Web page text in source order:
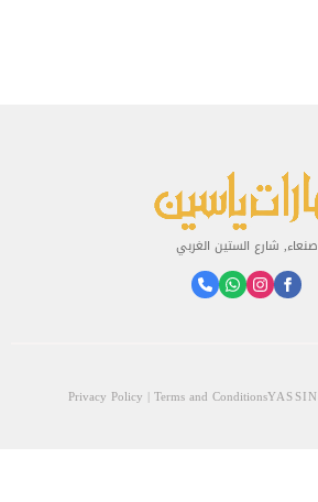
صنعاء, شارع الستين الغربي
Privacy Policy | Terms and Conditions